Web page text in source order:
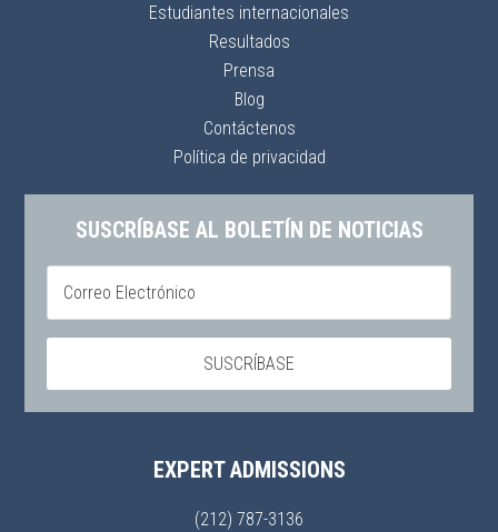
Estudiantes internacionales
Resultados
Prensa
Blog
Contáctenos
Política de privacidad
SUSCRÍBASE AL BOLETÍN DE NOTICIAS
EXPERT ADMISSIONS
(212) 787-3136